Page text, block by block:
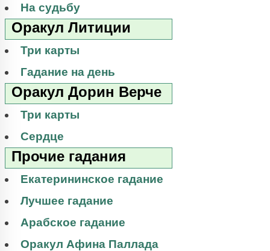
На судьбу
Оракул Литиции
Три карты
Гадание на день
Оракул Дорин Верче
Три карты
Сердце
Прочие гадания
Екатерининское гадание
Лучшее гадание
Арабское гадание
Оракул Афина Паллада